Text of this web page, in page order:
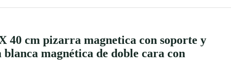
40 cm pizarra magnetica con soporte y
magnética de doble cara con